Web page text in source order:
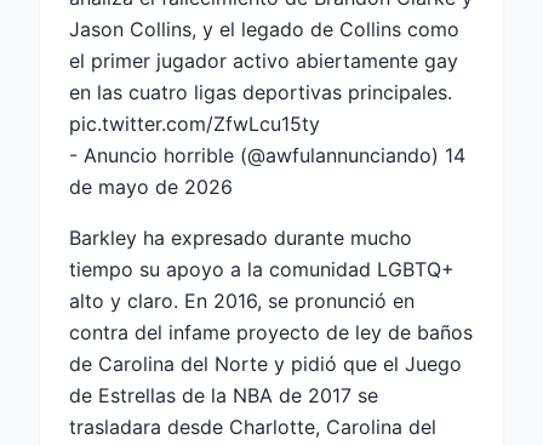
Jason Collins, y el legado de Collins como
el primer jugador activo abiertamente gay
en las cuatro ligas deportivas principales.
pic.twitter.com/ZfwLcu15ty
- Anuncio horrible (@awfulannunciando) 14
de mayo de 2026
Barkley ha expresado durante mucho
tiempo su apoyo a la comunidad LGBTQ+
alto y claro. En 2016, se pronunció en
contra del infame proyecto de ley de baños
de Carolina del Norte y pidió que el Juego
de Estrellas de la NBA de 2017 se
trasladara desde Charlotte, Carolina del